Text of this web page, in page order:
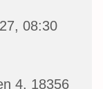
08:30
4, 18356